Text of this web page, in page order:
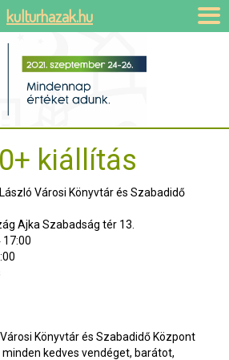
kiállítás
Városi Könyvtár és Szabadidő
Ajka Szabadság tér 13.
Könyvtár és Szabadidő Központ
kedves vendéget, barátot,
kulturhazak.hu